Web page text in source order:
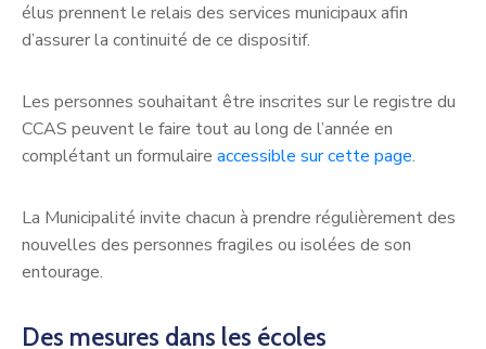
élus prennent le relais des services municipaux afin
d’assurer la continuité de ce dispositif.
Les personnes souhaitant être inscrites sur le registre du
CCAS peuvent le faire tout au long de l’année en
complétant un formulaire accessible sur cette page.
La Municipalité invite chacun à prendre régulièrement des
nouvelles des personnes fragiles ou isolées de son
entourage.
Des mesures dans les écoles